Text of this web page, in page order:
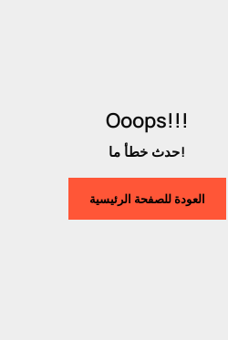
Ooops!!!
حدث خطأ ما!
العودة للصفحة الرئيسية